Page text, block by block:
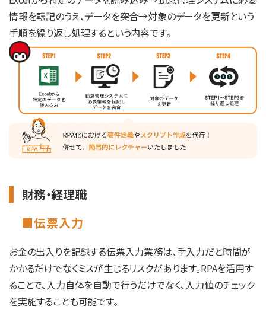
情報を転記のうえ、データを突合→対象のデータを更新という
手順を繰り返し処理するという内容です。
財務・経理職
■伝票入力
お金の出入りを記録する伝票入力業務は、手入力だと時間が
かかるだけでなくミスが生じるリスクがあります。RPAを活用す
ることで、入力自体を自動で行うだけでなく、入力値のチェック
を実施することも可能です。